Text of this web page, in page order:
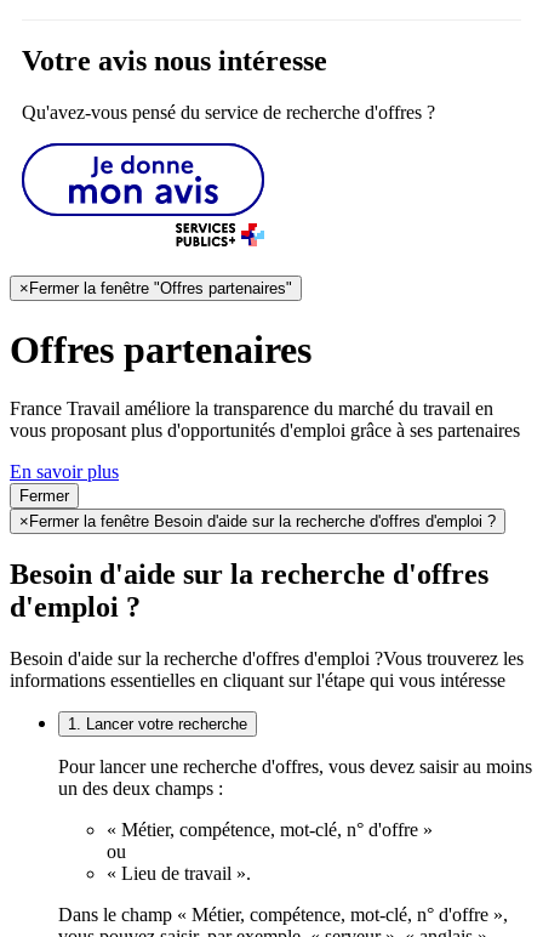
Votre avis nous intéresse
Qu'avez-vous pensé du service de recherche d'offres ?
× Fermer la fenêtre "Offres partenaires"
Offres partenaires
France Travail améliore la transparence du marché du travail en
vous proposant plus d'opportunités d'emploi grâce à ses partenaires
En savoir plus
Fermer
× Fermer la fenêtre Besoin d'aide sur la recherche d'offres d'emploi ?
Besoin d'aide sur la recherche d'offres
d'emploi ?
Besoin d'aide sur la recherche d'offres d'emploi ?Vous trouverez les
informations essentielles en cliquant sur l'étape qui vous intéresse
1. Lancer votre recherche
Pour lancer une recherche d'offres, vous devez saisir au moins
un des deux champs :
« Métier, compétence, mot-clé, n° d'offre »
ou
« Lieu de travail ».
Dans le champ « Métier, compétence, mot-clé, n° d'offre »,